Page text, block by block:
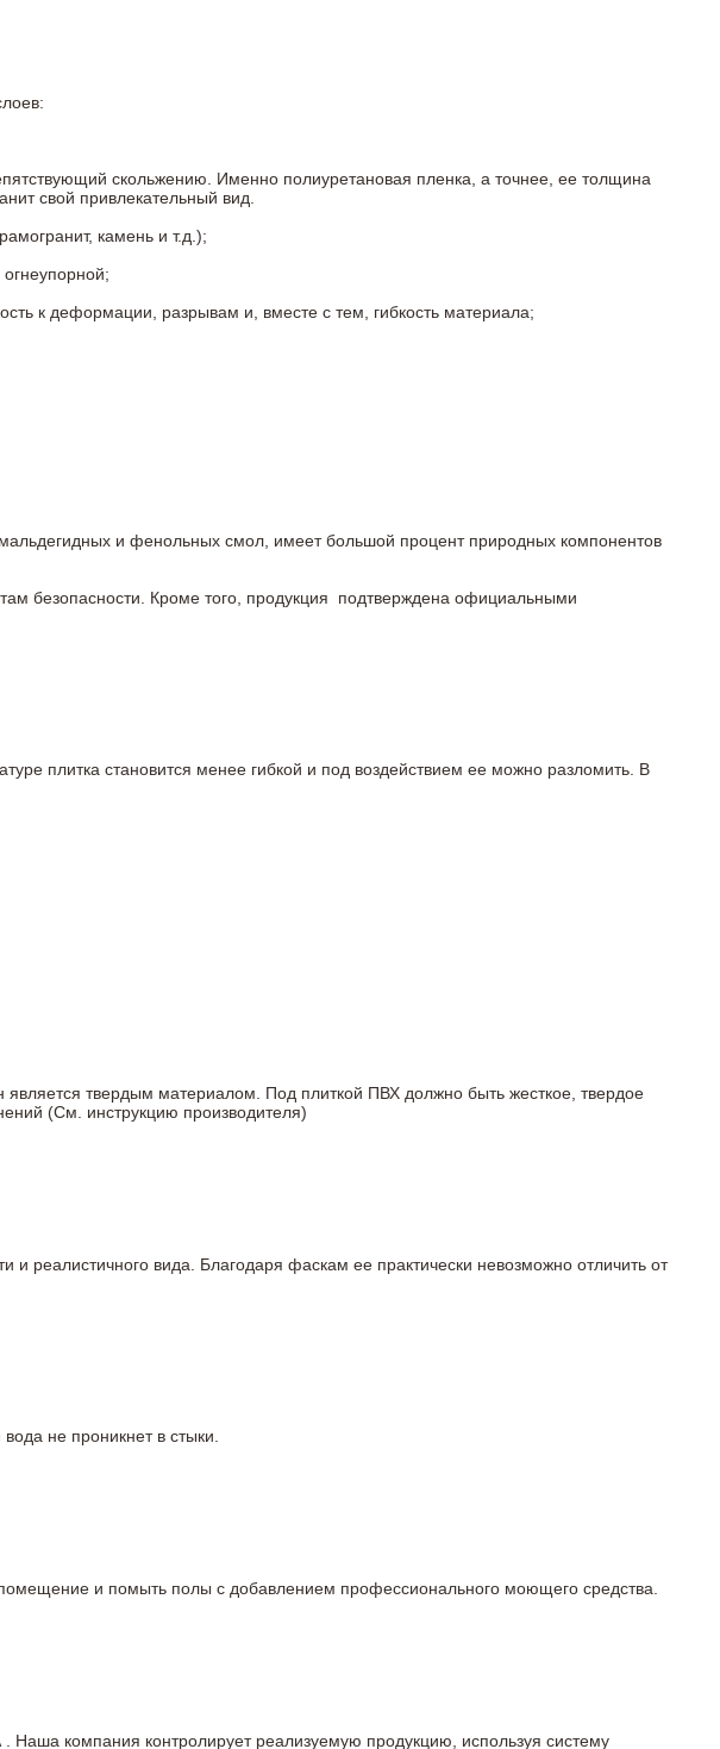
скольжению. Именно полиуретановая пленка, а точнее, ее толщина
свой привлекательный вид.
камень и т.д.);
к деформации, разрывам и, вместе с тем, гибкость материала;
и фенольных смол, имеет большой процент природных компонентов
безопасности. Кроме того, продукция подтверждена официальными
плитка становится менее гибкой и под воздействием ее можно разломить. В
твердым материалом. Под плиткой ПВХ должно быть жесткое, твердое
(См. инструкцию производителя)
реалистичного вида. Благодаря фаскам ее практически невозможно отличить от
не проникнет в стыки.
и помыть полы с добавлением профессионального моющего средства.
компания контролирует реализуемую продукцию, используя систему